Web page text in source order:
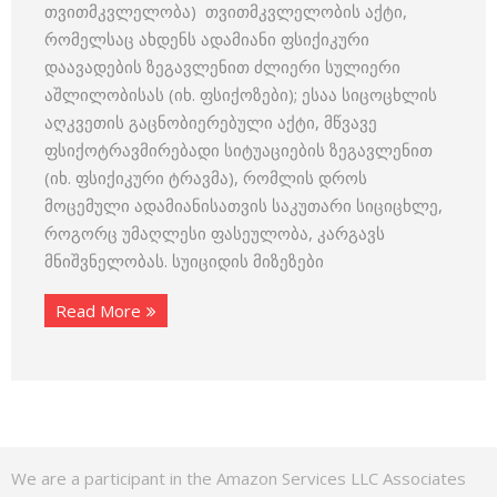
თვითმკვლელობა) თვითმკვლელობის აქტი,
რომელსაც ახდენს ადამიანი ფსიქიკური
დაავადების ზეგავლენით ძლიერი სულიერი
აშლილობისას (იხ. ფსიქოზები); ესაა სიცოცხლის
აღკვეთის გაცნობიერებული აქტი, მწვავე
ფსიქოტრავმირებადი სიტუაციების ზეგავლენით
(იხ. ფსიქიკური ტრავმა), რომლის დროს
მოცემული ადამიანისათვის საკუთარი სიციცხლე,
როგორც უმაღლესი ფასეულობა, კარგავს
მნიშვნელობას. სუიციდის მიზეზები
Read More
We are a participant in the Amazon Services LLC Associates